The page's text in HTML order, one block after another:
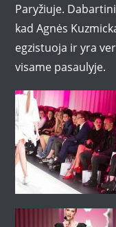
Paryžiuje.
kad Agnės
egzistuoja ir yra
visame pasaulyje.